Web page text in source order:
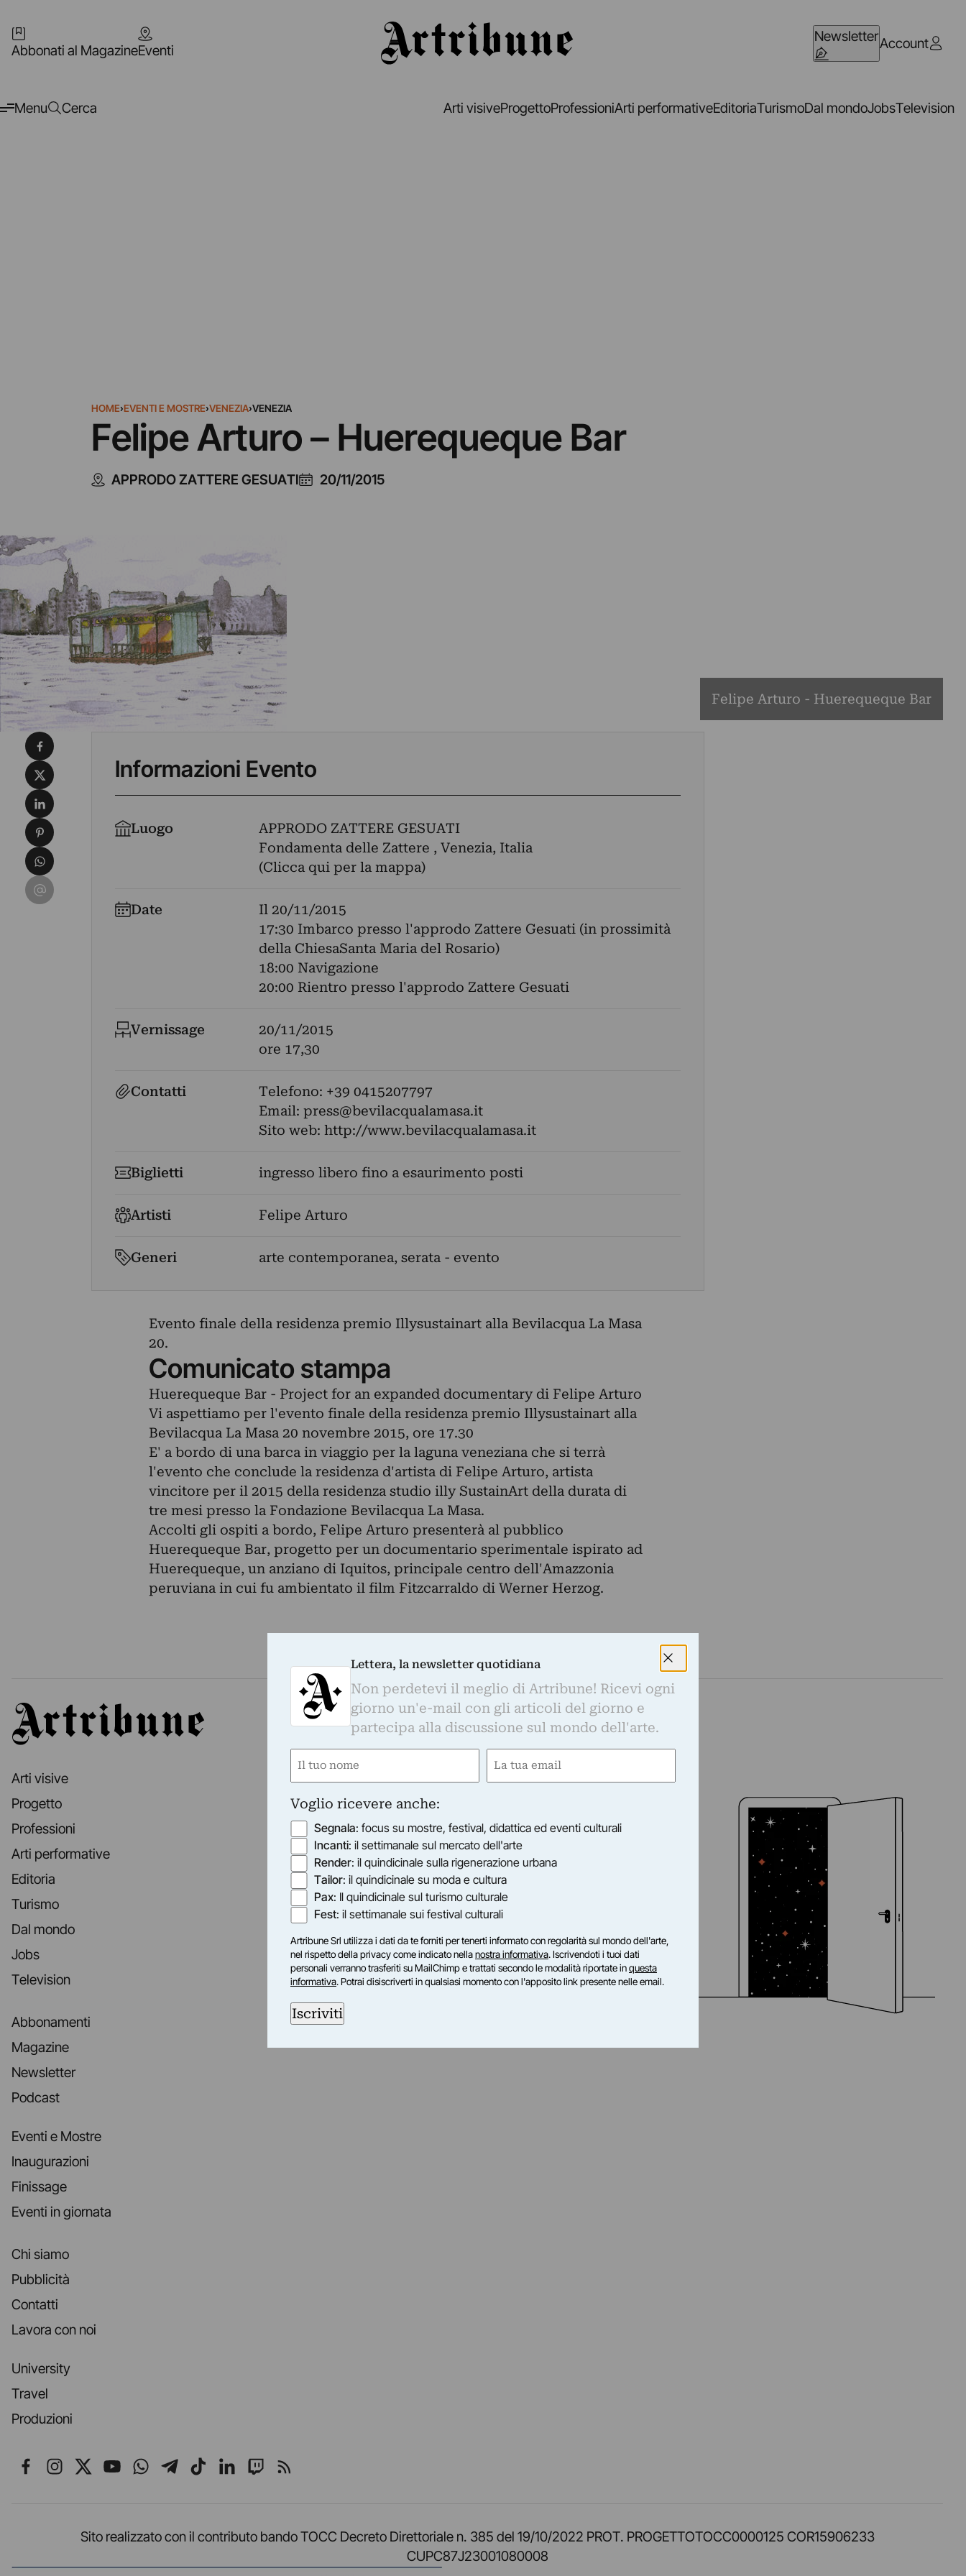
Abbonati al MagazineEventi
NewsletterAccount
Menu Cerca Arti visiveProgettoProfessioniArti performativeEditoriaTurismoDal mondoJobsTelevision
HOME›EVENTI E MOSTRE›VENEZIA›VENEZIA
Felipe Arturo – Huerequeque Bar
APPRODO ZATTERE GESUATI 20/11/2015
Felipe Arturo - Huerequeque Bar
Informazioni Evento
Luogo
APPRODO ZATTERE GESUATI
Fondamenta delle Zattere , Venezia, Italia
(Clicca qui per la mappa)
Date Il 20/11/2015
17:30 Imbarco presso l'approdo Zattere Gesuati (in prossimità
della ChiesaSanta Maria del Rosario)
18:00 Navigazione
20:00 Rientro presso l'approdo Zattere Gesuati
Vernissage
20/11/2015
ore 17,30
Contatti
Telefono: +39 0415207797
Email: press@bevilacqualamasa.it
Sito web: http://www.bevilacqualamasa.it
Biglietti ingresso libero fino a esaurimento posti
Artisti Felipe Arturo
Generi arte contemporanea, serata - evento
Evento finale della residenza premio Illysustainart alla Bevilacqua La Masa
20.
Comunicato stampa
Huerequeque Bar - Project for an expanded documentary di Felipe Arturo
Vi aspettiamo per l'evento finale della residenza premio Illysustainart alla
Bevilacqua La Masa 20 novembre 2015, ore 17.30
E' a bordo di una barca in viaggio per la laguna veneziana che si terrà
l'evento che conclude la residenza d'artista di Felipe Arturo, artista
vincitore per il 2015 della residenza studio illy SustainArt della durata di
tre mesi presso la Fondazione Bevilacqua La Masa.
Accolti gli ospiti a bordo, Felipe Arturo presenterà al pubblico
Huerequeque Bar, progetto per un documentario sperimentale ispirato ad
Huerequeque, un anziano di Iquitos, principale centro dell'Amazzonia
peruviana in cui fu ambientato il film Fitzcarraldo di Werner Herzog.
Condividi su Facebook
Condividi su X
Condividi su LinkedIn
Condividi su Pinterest
Condividi su WhatsApp
Condividi su Email
Artribune
Arti visive
Progetto
Professioni
Arti performative
Editoria
Turismo
Dal mondo
Jobs
Television
Abbonamenti
Magazine
Newsletter
Podcast
Eventi e Mostre
Inaugurazioni
Finissage
Eventi in giornata
Chi siamo
Pubblicità
Contatti
Lavora con noi
University
Travel
Produzioni
Seguici su Facebook
Seguici su Instagram
Seguici su X
Seguici su YouTube
Seguici su WhatsApp
Seguici su Telegram
Seguici su TikTok
Seguici su LinkedIn
Seguici su Twitch
Seguici su Rss
Sito realizzato con il contributo bando TOCC Decreto Direttoriale n. 385 del 19/10/2022 PROT. PROGETTOTOCC0000125 COR15906233
CUPC87J23001080008
Lettera, la newsletter quotidiana
Non perdetevi il meglio di Artribune! Ricevi ogni
giorno un'e-mail con gli articoli del giorno e
partecipa alla discussione sul mondo dell'arte.
Nome
Email
Voglio ricevere anche:
Segnala: focus su mostre, festival, didattica ed eventi culturali
Incanti: il settimanale sul mercato dell'arte
Render: il quindicinale sulla rigenerazione urbana
Tailor: il quindicinale su moda e cultura
Pax: Il quindicinale sul turismo culturale
Fest: il settimanale sui festival culturali
Artribune Srl utilizza i dati da te forniti per tenerti informato con regolarità sul mondo dell'arte,
nel rispetto della privacy come indicato nellanostra informativa. Iscrivendoti i tuoi dati
personali verranno trasferiti su MailChimp e trattati secondo le modalità riportate inquesta
informativa. Potrai disiscriverti in qualsiasi momento con l'apposito link presente nelle email.
Iscriviti